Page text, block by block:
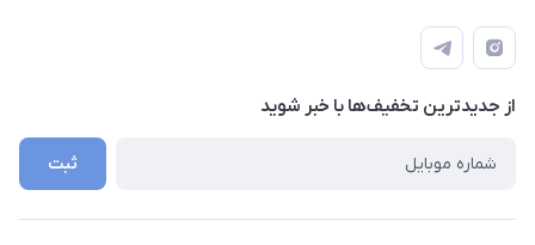
لیست محصولات
درباره ما
قوانین و مقررات
راهنما
از جدید‌ترین تخفیف‌ها با‌ خبر شوید
ثبت